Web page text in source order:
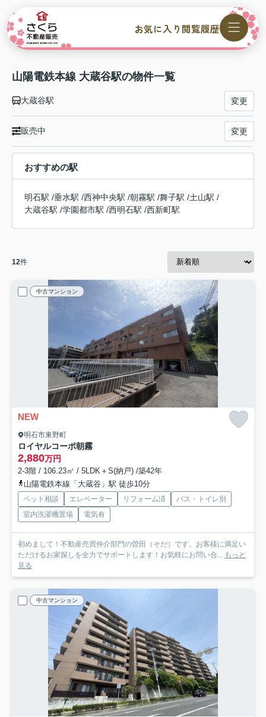
お気に入り 閲覧履歴
山陽電鉄本線 大蔵谷駅の物件一覧
大蔵谷駅 変更
販売中 変更
おすすめの駅
明石駅 /垂水駅 /西神中央駅 /朝霧駅 /舞子駅 /土山駅 /
大蔵谷駅 /学園都市駅 /西明石駅 /西新町駅
12件
中古マンション
NEW
明石市東野町
ロイヤルコーポ朝霧
2,880万円
2-3階 / 106.23㎡ / 5LDK＋S(納戸) /築42年
山陽電鉄本線「大蔵谷」駅 徒歩10分
ペット相談 エレベーター リフォーム済
バス・トイレ別
室内洗濯機置場
電気有
初めまして！不動産売買仲介部門の曽田（そだ）です。お客様に満足い
ただけるお家探しを全力でサポートします！お気軽にお問い合...
もっと
見る
中古マンション